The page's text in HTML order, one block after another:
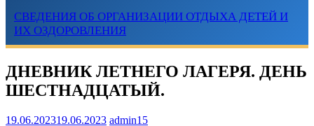
СВЕДЕНИЯ ОБ ОРГАНИЗАЦИИ ОТДЫХА ДЕТЕЙ И
ИХ ОЗДОРОВЛЕНИЯ
ДНЕВНИК ЛЕТНЕГО ЛАГЕРЯ. ДЕНЬ
ШЕСТНАДЦАТЫЙ.
19.06.202319.06.2023 admin15